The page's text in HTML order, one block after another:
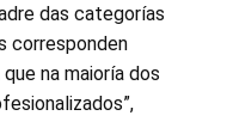
das categorías
corresponden
na maioría dos